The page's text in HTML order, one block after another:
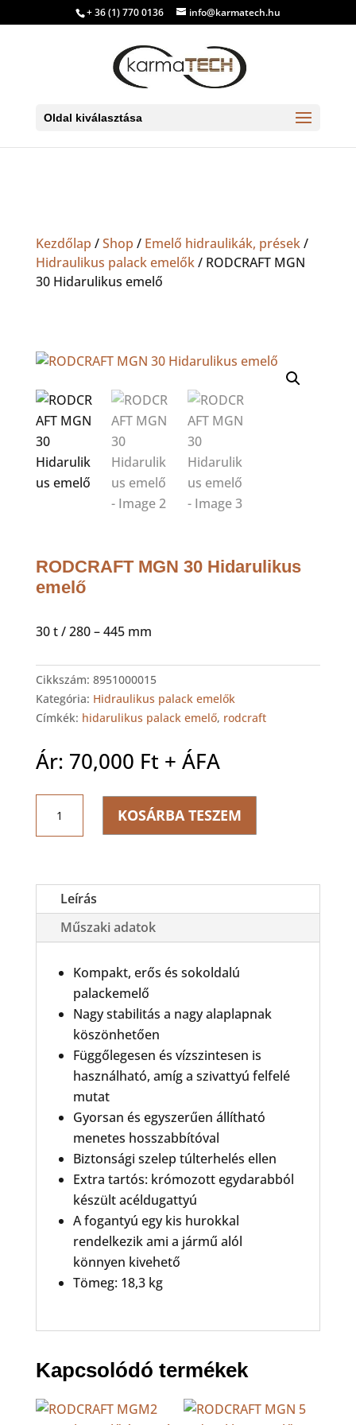
+ 36 (1) 770 0136 info@karmatech.hu
Oldal kiválasztása
Kezdőlap /Shop / Emelő hidraulikák, prések/
Hidraulikus palack emelők/ RODCRAFT MGN
30 Hidarulikus emelő
RODCRAFT MGN 30 Hidarulikus
emelő
30 t / 280 – 445 mm
Cikkszám: 8951000015
Kategória: Hidraulikus palack emelők
Címkék: hidarulikus palack emelő, rodcraft
Ár: 70,000 Ft + ÁFA
MGN
30
mennyiség
KOSÁRBA TESZEM
Leírás
Műszaki adatok
Kompakt, erős és sokoldalú
palackemelő
Nagy stabilitás a nagy alaplapnak
köszönhetően
Függőlegesen és vízszintesen is
használható, amíg a szivattyú felfelé
mutat
Gyorsan és egyszerűen állítható
menetes hosszabbítóval
Biztonsági szelep túlterhelés ellen
Extra tartós: krómozott egydarabból
készült acéldugattyú
A fogantyú egy kis hurokkal
rendelkezik ami a jármű alól
könnyen kivehető
Tömeg: 18,3 kg
Kapcsolódó termékek